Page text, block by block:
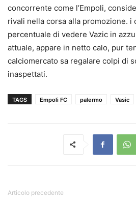
concorrente come l’Empoli,
rivali nella corsa alla promozione. i
percentuale di vedere Vazic in
attuale, appare in netto calo, pur
calciomercato sa regalare colpi di
inaspettati.
TAGS Empoli FC palermo Vasic
Articolo precedente